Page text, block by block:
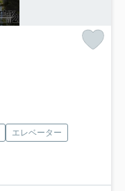
エレベーター